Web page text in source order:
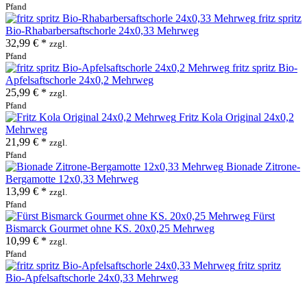
Pfand
fritz spritz
Bio-Rhabarbersaftschorle 24x0,33 Mehrweg
32,99 € * zzgl.
Pfand
fritz spritz Bio-
Apfelsaftschorle 24x0,2 Mehrweg
25,99 € * zzgl.
Pfand
Fritz Kola Original 24x0,2
Mehrweg
21,99 € * zzgl.
Pfand
Bionade Zitrone-
Bergamotte 12x0,33 Mehrweg
13,99 € * zzgl.
Pfand
Fürst
Bismarck Gourmet ohne KS. 20x0,25 Mehrweg
10,99 € * zzgl.
Pfand
fritz spritz
Bio-Apfelsaftschorle 24x0,33 Mehrweg